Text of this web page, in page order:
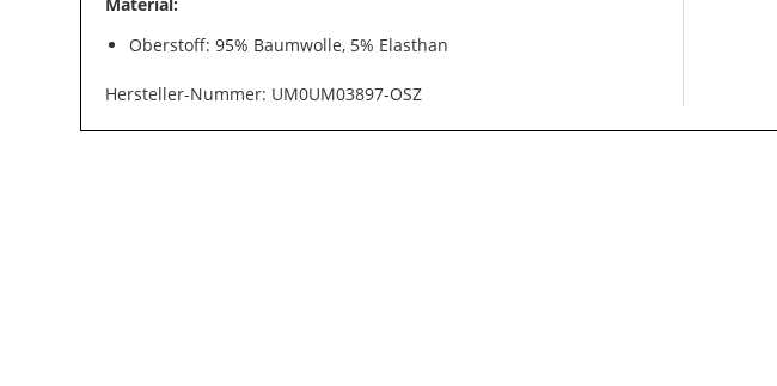
Oberstoff: 95% Baumwolle, 5% Elasthan
Hersteller-Nummer: UM0UM03897-OSZ